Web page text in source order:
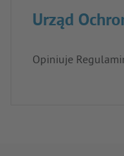
Urząd
Opiniuje